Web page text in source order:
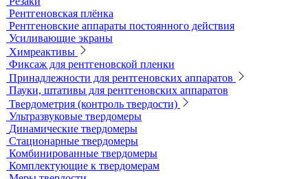
Плоскопанельные детекторы
Принадлежности для рентгенографии
Гибкие кассеты для рентгеновской пленки
Литеры маркировочные
Магнитные держатели для рентгеновской пленки
Маркировочные знаки для радиографического контроля
Проволочные эталоны чувствительности
Универсальный шаблон радиографа
Эталоны чувствительности канавочные (ЭЧК)
Резаки
Рентгеновская плёнка